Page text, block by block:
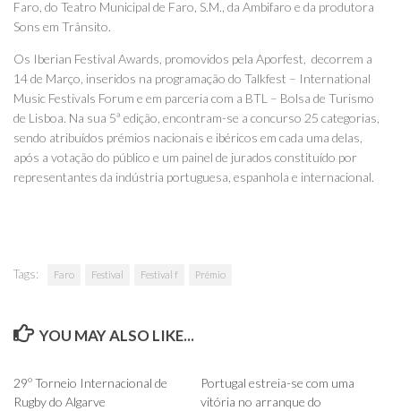
Faro, do Teatro Municipal de Faro, S.M., da Ambifaro e da produtora
Sons em Trânsito.
Os Iberian Festival Awards, promovidos pela Aporfest, decorrem a
14 de Março, inseridos na programação do Talkfest – International
Music Festivals Forum e em parceria com a BTL – Bolsa de Turismo
de Lisboa. Na sua 5ª edição, encontram-se a concurso 25 categorias,
sendo atribuídos prémios nacionais e ibéricos em cada uma delas,
após a votação do público e um painel de jurados constituído por
representantes da indústria portuguesa, espanhola e internacional.
Tags: Faro Festival Festival f Prémio
YOU MAY ALSO LIKE...
29º Torneio Internacional de
Rugby do Algarve
Portugal estreia-se com uma
vitória no arranque do